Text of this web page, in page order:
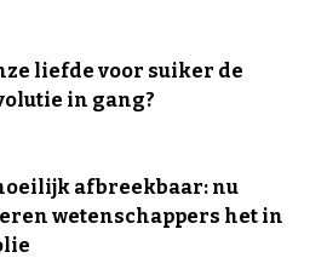
liefde voor suiker de
in gang?
afbreekbaar: nu
wetenschappers het in